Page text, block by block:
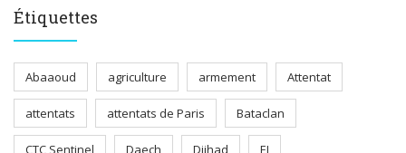
Étiquettes
Abaaoud agriculture armement Attentat
attentats attentats de Paris Bataclan
CTC Sentinel Daech Djihad EI